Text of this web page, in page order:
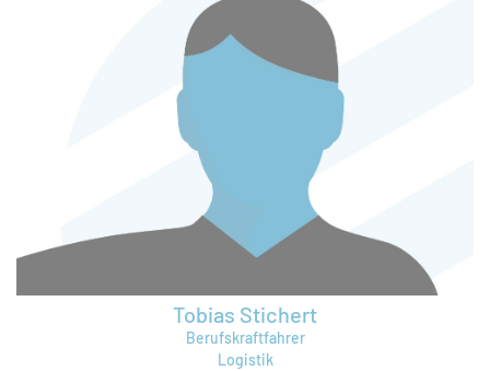
toni.goetze@bruening-group.de
Tobias Stichert
Berufskraftfahrer
Logistik